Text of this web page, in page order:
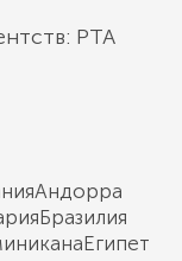
РТА
Андорра
Бразилия
Египет